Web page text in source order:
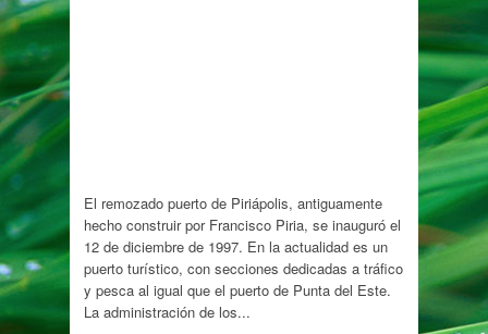
El remozado puerto de Piriápolis, antiguamente
hecho construir por Francisco Piria, se inauguró el
12 de diciembre de 1997. En la actualidad es un
puerto turístico, con secciones dedicadas a tráfico
y pesca al igual que el puerto de Punta del Este.
La administración de los...